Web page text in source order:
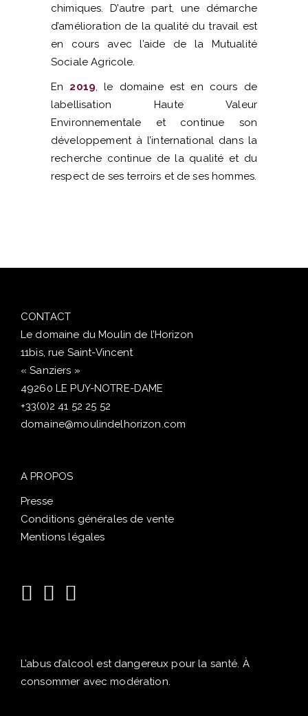
chimiques. D’autre part, une démarche
d’amélioration de la qualité du travail est
en cours avec l’aide de la Mutualité
Sociale Agricole.
En 2019, le domaine est en cours de
labellisation Haute Valeur
Environnementale et continue son
développement à l’international dans la
recherche continue de la qualité et du
respect de ses terroirs et de ses hommes.
CONTACT
Le domaine du Moulin de l’Horizon
11bis, rue Saint-Vincent
« Sanziers »
49260 LE PUY-NOTRE-DAME
+33(0)2 41 52 25 52
domaine@moulindelhorizon.com
A PROPOS
Presse
Conditions générales de vente
Mentions légales
L’abus d’alcool est dangereux pour la santé. À
consommer avec modération.